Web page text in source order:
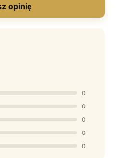
opinię
0
0
0
0
0